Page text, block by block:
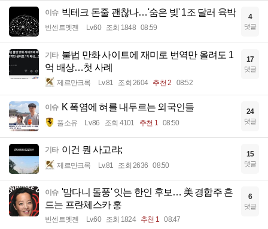
이슈 빅테크 돈줄 괜찮나…'숨은 빚' 1조 달러 육박
빈센트멧젠 Lv.60 조회 1848 08:59
4
댓글
기타 불법 만화 사이트에 재미로 번역만 올려도 1
억 배상…첫 사례
제르만크록 Lv.81 조회 2604 추천 2 08:52
17
댓글
이슈 K 폭염에 혀를 내두르는 외국인들
풀소유 Lv.86 조회 4101 추천 1 08:50
24
댓글
기타 이건 뭔 사고랴;
제르만크록 Lv.81 조회 2636 08:50
15
댓글
이슈 '맘다니 돌풍' 잇는 한인 후보… 美 경합주 흔
드는 프란체스카 홍
빈센트멧젠 Lv.60 조회 1824 추천 1 08:47
6
댓글